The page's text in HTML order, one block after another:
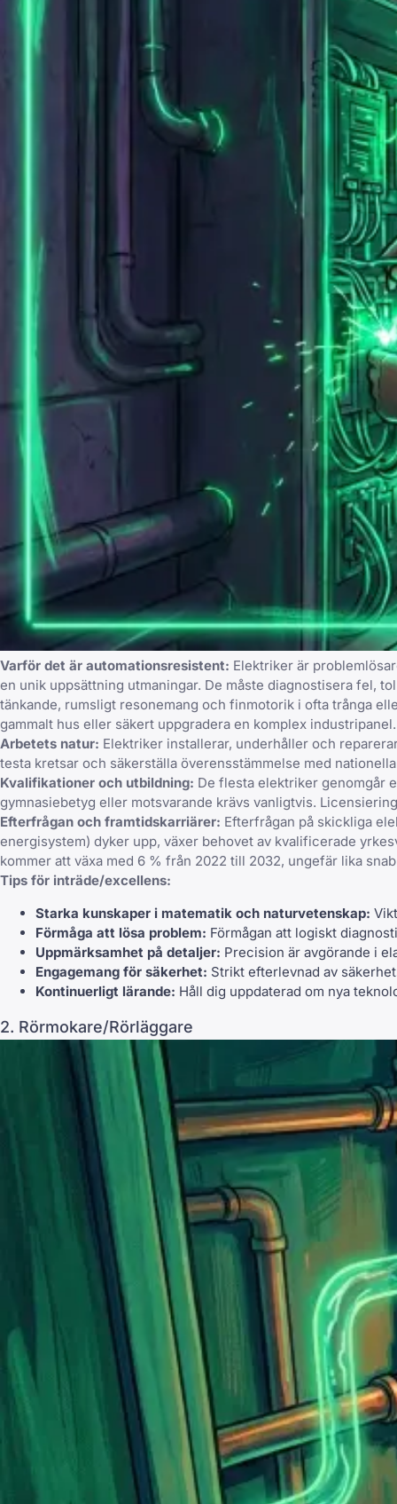
Varför det är automationsresistent: Elektriker är
en unik uppsättning utmaningar. De måste diagnostisera fel,
tänkande, rumsligt resonemang och finmotorik i ofta trånga
gammalt hus eller säkert uppgradera en komplex industripanel.
Arbetets natur: Elektriker installerar, underhåller och
testa kretsar och säkerställa överensstämmelse med
Kvalifikationer och utbildning: De flesta elektriker genomgår
gymnasiebetyg eller motsvarande krävs vanligtvis.
Efterfrågan och framtidskarriärer: Efterfrågan på skickliga
energisystem) dyker upp, växer behovet av kvalificerade
kommer att växa med 6 % från 2022 till 2032, ungefär lika
Tips för inträde/excellens:
Starka kunskaper i matematik och naturvetenskap:
Förmåga att lösa problem: Förmågan att logiskt
Uppmärksamhet på detaljer: Precision är avgörande i
Engagemang för säkerhet: Strikt efterlevnad av
Kontinuerligt lärande: Håll dig uppdaterad om nya
2. Rörmokare/Rörläggare